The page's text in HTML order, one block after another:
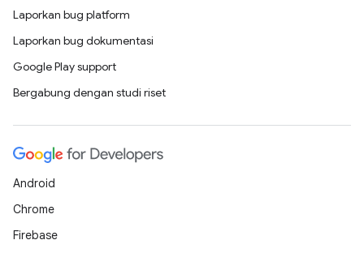
Laporkan bug platform
Laporkan bug dokumentasi
Google Play support
Bergabung dengan studi riset
Android
Chrome
Firebase